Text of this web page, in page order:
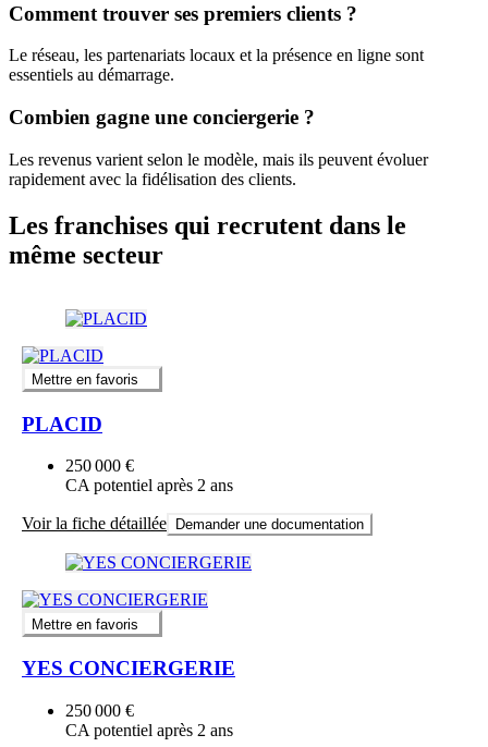
Comment trouver ses premiers clients ?
Le réseau, les partenariats locaux et la présence en ligne sont
essentiels au démarrage.
Combien gagne une conciergerie ?
Les revenus varient selon le modèle, mais ils peuvent évoluer
rapidement avec la fidélisation des clients.
Les franchises qui recrutent dans le
même secteur
Mettre en favoris
PLACID
250 000 €
CA potentiel après 2 ans
Voir la fiche détaillée Demander une documentation
Mettre en favoris
YES CONCIERGERIE
250 000 €
CA potentiel après 2 ans